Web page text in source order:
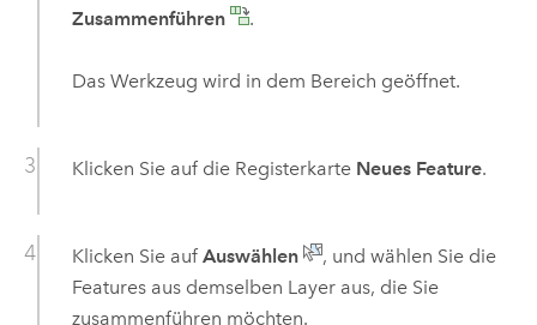
Zusammenführen
.
Das Werkzeug wird in dem Bereich geöffnet.
Klicken Sie auf die Registerkarte Neues Feature.
Klicken Sie auf Auswählen
, und wählen Sie die
Features aus demselben Layer aus, die Sie
zusammenführen möchten.